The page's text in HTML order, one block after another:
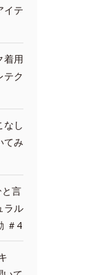
イテ
着用
テク
なし
てみ
と言
ラル
＃4